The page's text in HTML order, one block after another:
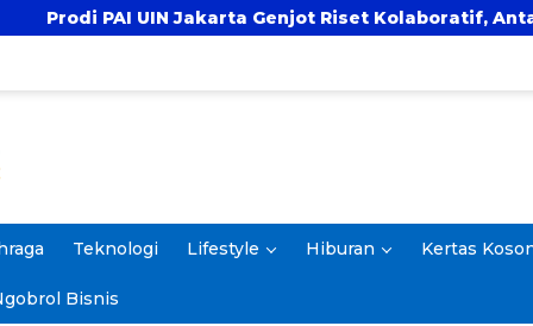
UIN Jakarta Genjot Riset Kolaboratif, Antar 4 Proposal
Teknologi Lifestyle Hiburan Kertas
Bisnis